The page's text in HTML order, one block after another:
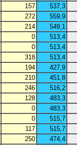
157
537,3
272
559,9
214
549,1
0
513,4
0
513,4
318
513,4
194
427,9
210
451,8
246
516,2
128
483,3
0
483,3
0
515,7
117
515,7
250
474,4